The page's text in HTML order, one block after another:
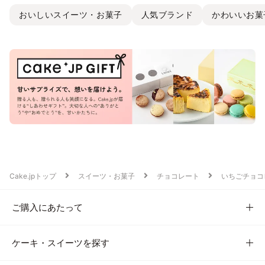
おいしいスイーツ・お菓子 人気ブランド かわいいお
Cake.jpトップ スイーツ・お菓子 チョコレート いちごチョ
ご購入にあたって
ケーキ・スイーツを探す